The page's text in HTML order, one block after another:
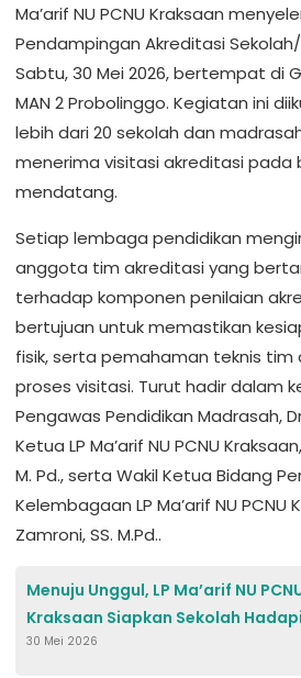
Ma’arif NU PCNU Kraksaan
Pendampingan Akreditasi
Sabtu, 30 Mei 2026, bertempat di
MAN 2 Probolinggo. Kegiatan ini
lebih dari 20 sekolah dan
menerima visitasi akreditasi pada
mendatang.
Setiap lembaga pendidikan
anggota tim akreditasi yang
terhadap komponen penilaian
bertujuan untuk memastikan
fisik, serta pemahaman teknis
proses visitasi. Turut hadir dalam
Pengawas Pendidikan Madrasah,
Ketua LP Ma’arif NU PCNU
M. Pd., serta Wakil Ketua Bidang
Kelembagaan LP Ma’arif NU PCNU
Zamroni, SS. M.Pd..
Menuju Unggul, LP Ma’arif NU
Kraksaan Siapkan Sekolah
Akreditasi
30 Mei 2026